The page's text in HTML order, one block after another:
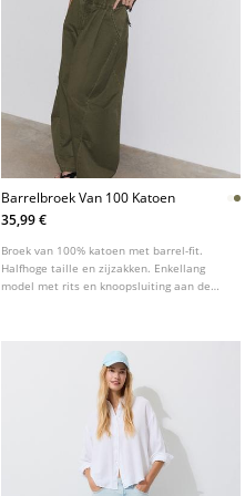
Barrelbroek Van 100 Katoen
35,99 €
Broek van 100% katoen met barrel-fit.
Halfhoge taille en zijzakken. Enkellang
model met rits en knoopsluiting aan de